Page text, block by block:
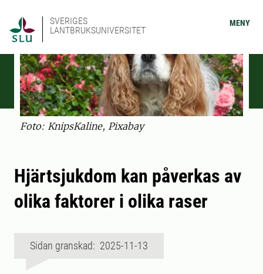
SVERIGES
LANTBRUKSUNIVERSITET
MENY
Foto: KnipsKaline, Pixabay
Hjärtsjukdom kan påverkas av
olika faktorer i olika raser
Sidan granskad: 2025-11-13